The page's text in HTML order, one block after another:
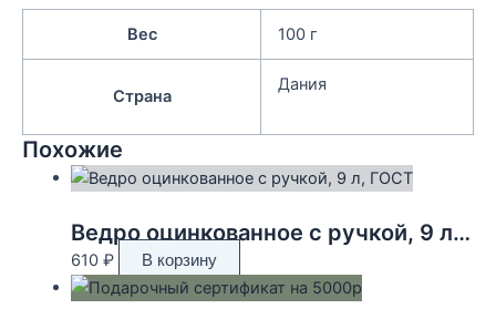
Вес 100 г
Страна
Дания
Похожие
Ведро оцинкованное с ручкой, 9 л, ГОСТ
610 ₽ В корзину